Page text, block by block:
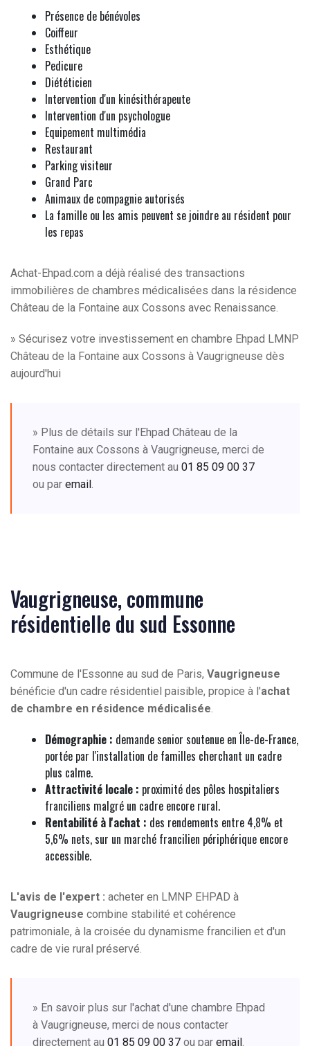
Présence de bénévoles
Coiffeur
Esthétique
Pedicure
Diététicien
Intervention d'un kinésithérapeute
Intervention d'un psychologue
Equipement multimédia
Restaurant
Parking visiteur
Grand Parc
Animaux de compagnie autorisés
La famille ou les amis peuvent se joindre au résident pour
les repas
Achat-Ehpad.com a déjà réalisé des transactions
immobilières de chambres médicalisées dans la résidence
Château de la Fontaine aux Cossons avec Renaissance.
» Sécurisez votre investissement en chambre Ehpad LMNP
Château de la Fontaine aux Cossons à Vaugrigneuse dès
aujourd'hui
» Plus de détails sur l'Ehpad Château de la
Fontaine aux Cossons à Vaugrigneuse, merci de
nous contacter directement au 01 85 09 00 37
ou par email .
Vaugrigneuse, commune
résidentielle du sud Essonne
Commune de l'Essonne au sud de Paris, Vaugrigneuse
bénéficie d'un cadre résidentiel paisible, propice à l'achat
de chambre en résidence médicalisée.
Démographie : demande senior soutenue en Île-de-France,
portée par l'installation de familles cherchant un cadre
plus calme.
Attractivité locale : proximité des pôles hospitaliers
franciliens malgré un cadre encore rural.
Rentabilité à l'achat : des rendements entre 4,8% et
5,6% nets, sur un marché francilien périphérique encore
accessible.
L'avis de l'expert : acheter en LMNP EHPAD à
Vaugrigneuse combine stabilité et cohérence
patrimoniale, à la croisée du dynamisme francilien et d'un
cadre de vie rural préservé.
» En savoir plus sur l'achat d'une chambre Ehpad
à Vaugrigneuse, merci de nous contacter
directement au 01 85 09 00 37 ou par email .